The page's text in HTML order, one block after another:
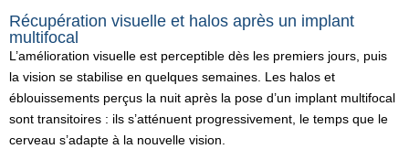
Récupération visuelle et halos après un implant
multifocal
L’amélioration visuelle est perceptible dès les premiers jours, puis
la vision se stabilise en quelques semaines. Les halos et
éblouissements perçus la nuit après la pose d’un implant multifocal
sont transitoires : ils s’atténuent progressivement, le temps que le
cerveau s’adapte à la nouvelle vision.